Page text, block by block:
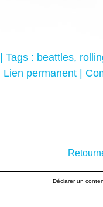
| Tags : beattles,
Lien permanent |
Déclarer un